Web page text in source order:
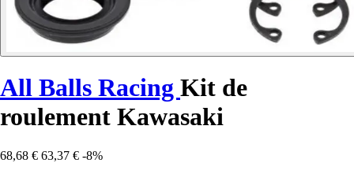
All Balls Racing Kit de
roulement Kawasaki
68,68 € 63,37 € -8%